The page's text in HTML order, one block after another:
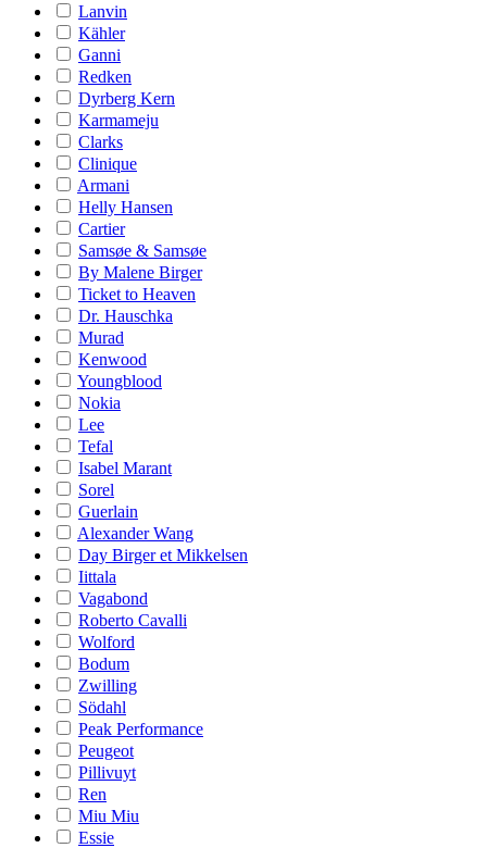
Lanvin
Kähler
Ganni
Redken
Dyrberg Kern
Karmameju
Clarks
Clinique
Armani
Helly Hansen
Cartier
Samsøe & Samsøe
By Malene Birger
Ticket to Heaven
Dr. Hauschka
Murad
Kenwood
Youngblood
Nokia
Lee
Tefal
Isabel Marant
Sorel
Guerlain
Alexander Wang
Day Birger et Mikkelsen
Iittala
Vagabond
Roberto Cavalli
Wolford
Bodum
Zwilling
Södahl
Peak Performance
Peugeot
Pillivuyt
Ren
Miu Miu
Essie